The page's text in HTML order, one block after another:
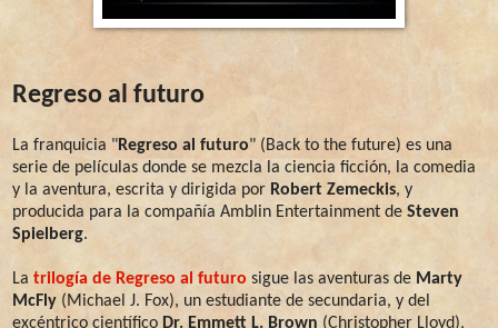
Regreso al futuro
La franquicia "Regreso al futuro" (Back to the future) es una
serie de películas donde se mezcla la ciencia ficción, la comedia
y la aventura, escrita y dirigida por Robert Zemeckis, y
producida para la compañía Amblin Entertainment de Steven
Spielberg.
La trilogía de Regreso al futuro sigue las aventuras de Marty
McFly (Michael J. Fox), un estudiante de secundaria, y del
excéntrico científico Dr. Emmett L. Brown (Christopher Lloyd),